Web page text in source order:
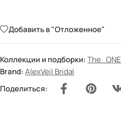
Добавить в "Отложенное"
Коллекции и подборки:The_ONE
Brand:AlexVeil Bridal
Поделиться: